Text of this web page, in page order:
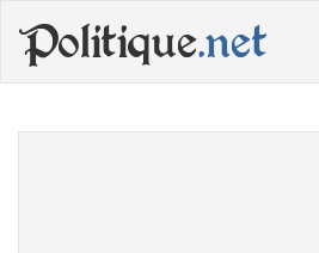
Politique.net